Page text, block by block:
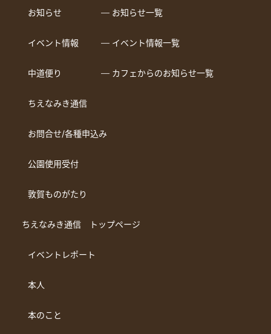
お知らせ ― お知らせ一覧
イベント情報 ― イベント情報一覧
中道便り ― カフェからのお知らせ一覧
ちえなみき通信
お問合せ/各種申込み
公園使用受付
敦賀ものがたり
ちえなみき通信 トップページ
イベントレポート
本人
本のこと